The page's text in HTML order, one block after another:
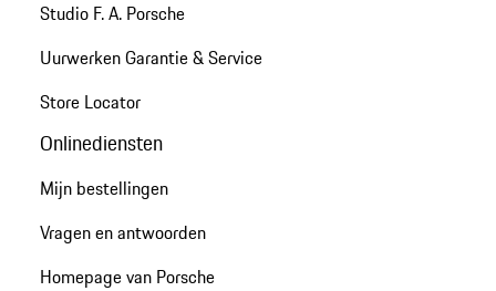
Studio F. A. Porsche
Uurwerken Garantie & Service
Store Locator
Onlinediensten
Mijn bestellingen
Vragen en antwoorden
Homepage van Porsche